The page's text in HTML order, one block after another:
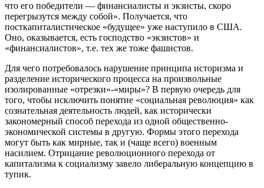
что его победители — финансиалисты и экзисты, скоро
перегрызутся между собой». Получается, что
посткапиталистическое «будущее» уже наступило в США.
Оно, оказывается, есть господство «экзистов» и
«финансиалистов», т.е. тех же тоже фашистов.
Для чего потребовалось нарушение принципа историзма и
разделение исторического процесса на произвольные
изолированные «отрезки»-«миры»? В первую очередь для
того, чтобы исключить понятие «социальная революция» как
сознательная деятельность людей, как исторически
закономерный способ перехода из одной общественно-
экономической системы в другую. Формы этого перехода
могут быть как мирные, так и (чаще всего) военным
насилием. Отрицание революционного перехода от
капитализма к социализму завело либеральную концепцию в
тупик.